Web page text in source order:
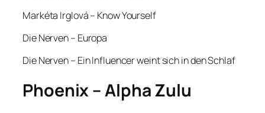
Markéta Irglová – Know Yourself
Die Nerven – Europa
Die Nerven – Ein Influencer weint sich in den Schlaf
Phoenix – Alpha Zulu